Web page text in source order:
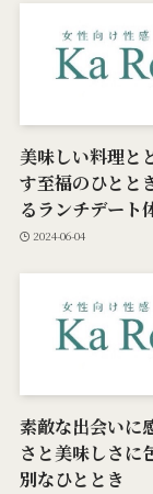
美味しい料理と
す至福のひとと
るランチデート
2024-06-04
素敵な出会いに
さと美味しさに
別なひととき